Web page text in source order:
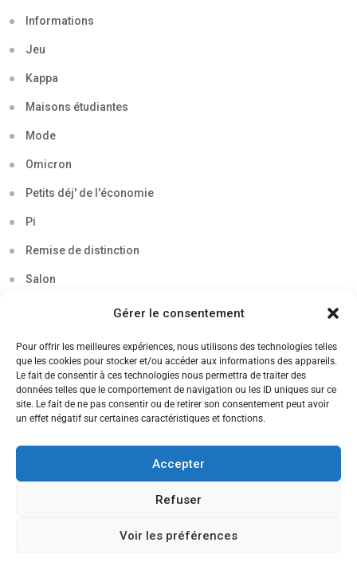
Gérer le consentement
Pour offrir les meilleures expériences, nous utilisons des technologies telles
que les cookies pour stocker et/ou accéder aux informations des appareils.
Le fait de consentir à ces technologies nous permettra de traiter des
données telles que le comportement de navigation ou les ID uniques sur ce
site. Le fait de ne pas consentir ou de retirer son consentement peut avoir
un effet négatif sur certaines caractéristiques et fonctions.
Accepter
Refuser
Voir les préférences
Informations
Jeu
Kappa
Maisons étudiantes
Mode
Omicron
Petits déj' de l'économie
Pi
Remise de distinction
Salon
Soirée
Sortie découverte
Tau
Voyage
CANDIDATEZ MAINTENANT